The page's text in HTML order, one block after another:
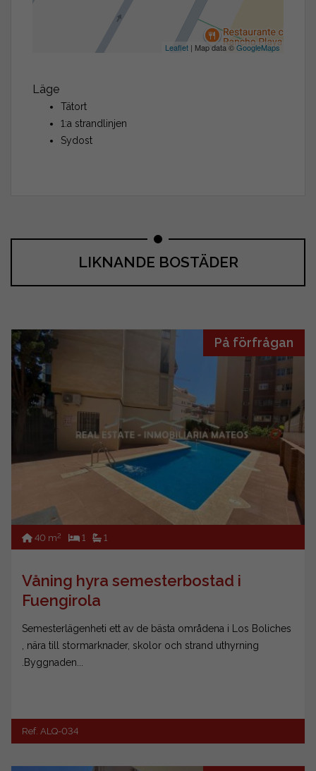
Leaflet | Map data ©GoogleMaps
Läge
Tätort
1:a strandlinjen
Sydost
LIKNANDE BOSTÄDER
På förfrågan
40 m2 1 1
Våning hyra semesterbostad i
Fuengirola
Semesterlägenheti ett av de bästa områdena i Los Boliches
, nära till stormarknader, skolor och strand uthyrning
.Byggnaden...
Ref. ALQ-034